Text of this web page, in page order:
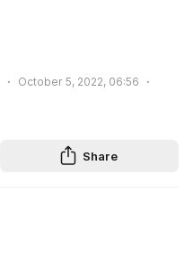
October 5, 2022, 06:56
Share